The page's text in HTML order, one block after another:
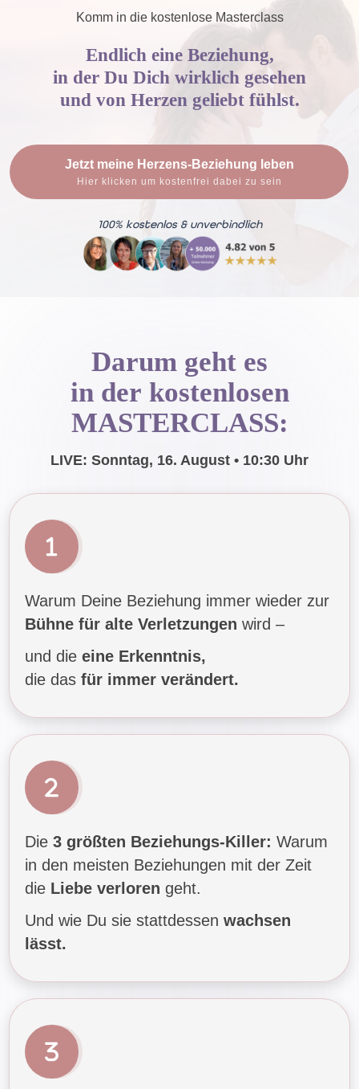
Komm in die kostenlose Masterclass
Endlich eine Beziehung,
in der Du Dich wirklich gesehen
und von Herzen geliebt fühlst.
Jetzt meine Herzens-Beziehung leben
Hier klicken um kostenfrei dabei zu sein
100% kostenlos & unverbindlich
Darum geht es
in der kostenlosen
MASTERCLASS:
LIVE: Sonntag, 16. August • 10:30 Uhr
Warum Deine Beziehung immer wieder zur
Bühne für alte Verletzungen wird –
und die eine Erkenntnis,
die das für immer verändert.
Die 3 größten Beziehungs-Killer: Warum
in den meisten Beziehungen mit der Zeit
die Liebe verloren geht.
Und wie Du sie stattdessen wachsen
lässt.